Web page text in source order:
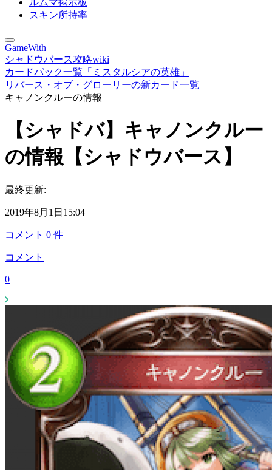
ルムマ掲示板
スキン所持率
GameWith
シャドウバース攻略wiki
カードパック一覧「ミスタルシアの英雄」
リバース・オブ・グローリーの新カード一覧
キャノンクルーの情報
【シャドバ】キャノンクルー
の情報【シャドウバース】
最終更新:
2019年8月1日15:04
コメント 0 件
コメント
0